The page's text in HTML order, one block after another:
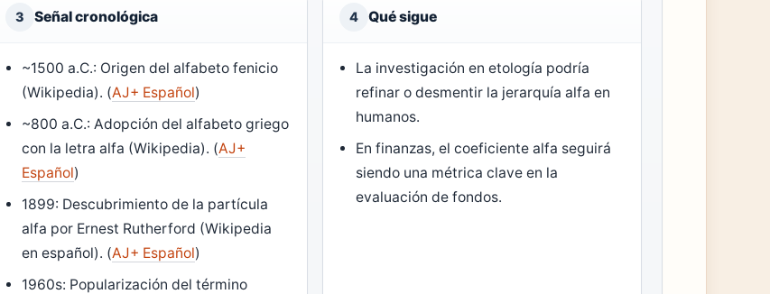
3 Señal cronológica
~1500 a.C.: Origen del alfabeto fenicio
(Wikipedia). (AJ+ Español)
~800 a.C.: Adopción del alfabeto griego
con la letra alfa (Wikipedia). (AJ+
Español)
1899: Descubrimiento de la partícula
alfa por Ernest Rutherford (Wikipedia
en español). (AJ+ Español)
1960s: Popularización del término
4 Qué sigue
La investigación en etología podría
refinar o desmentir la jerarquía alfa en
humanos.
En finanzas, el coeficiente alfa seguirá
siendo una métrica clave en la
evaluación de fondos.